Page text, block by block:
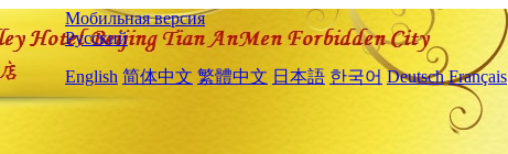
Мобильная версия
Русский
English 简体中文 繁體中文 日本語 한국어 Deutsch Français